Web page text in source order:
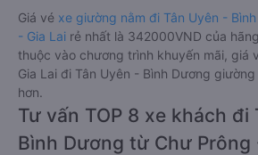
Giá vé xe giường nằm đi Tân Uyên -
- Gia Lai rẻ nhất là 342000VND của
thuộc vào chương trình khuyến mãi, giá
Gia Lai đi Tân Uyên - Bình Dương
hơn.
Tư vấn TOP 8 xe khách đi
Bình Dương từ Chư Prông